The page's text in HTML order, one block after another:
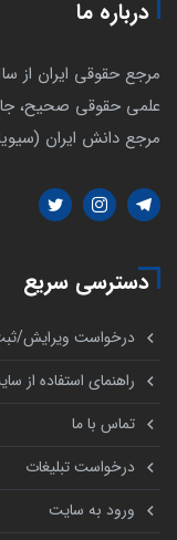
درباره ما
علمی حقوقی صحیح،
مرجع دانش ایران
دسترسی سریع
درخواست ویرایش/
راهنمای استفاده از
تماس با ما
درخواست تبلیغات
ورود به سایت